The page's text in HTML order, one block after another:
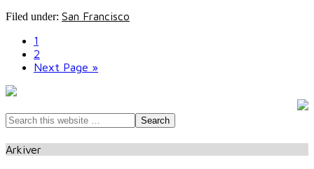
Filed under: San Francisco
1
2
Next Page »
Arkiver